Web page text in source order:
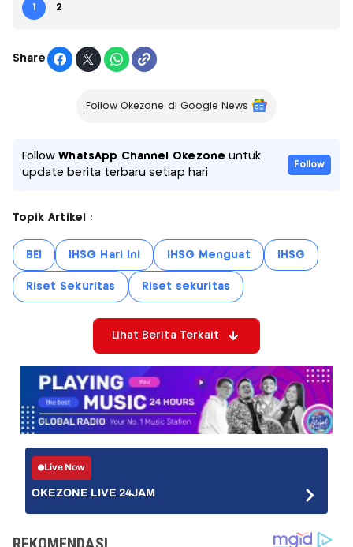
1 2
Share
Follow Okezone di Google News
FollowWhatsApp Channel Okezone untuk
update berita terbaru setiap hari
Follow
Topik Artikel :
BEI IHSG Hari Ini IHSG Menguat IHSG
Riset Sekuritas Riset sekuritas
Lihat Berita Terkait
Live Now
OKEZONE LIVE 24JAM